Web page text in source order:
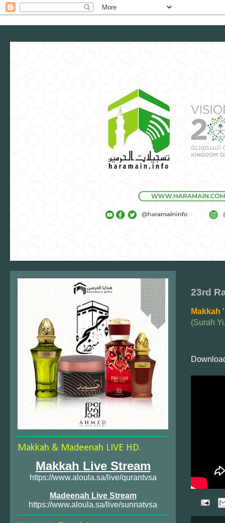
23rd
Makkah
(Surah
Makkah & Madeenah LIVE HD.
Makkah Live Stream
https://www.aloula.sa/live/qurantvsa
Madeenah Live Stream
https://www.aloula.sa/live/sunnatvsa